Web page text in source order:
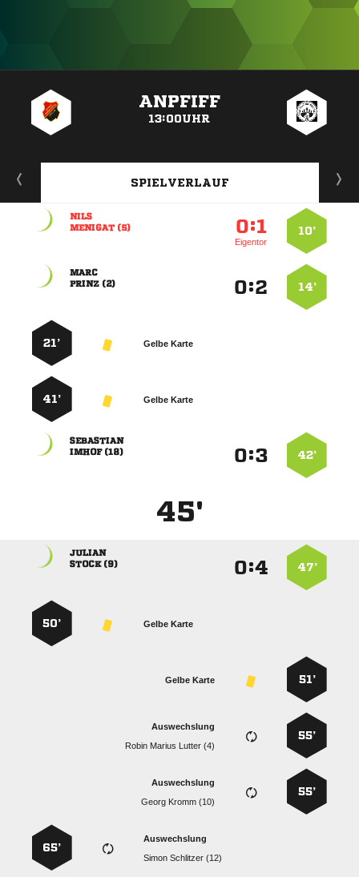
ANPFIFF
13:00UHR
SPIELVERLAUF
10’
:
Eigentor

 
14’
:

 
Gelbe Karte
21’
Gelbe Karte
41’
42’
:

 
45'
47’
:

 
Gelbe Karte
50’
51’
Gelbe Karte
55’
Auswechslung
   
55’
Auswechslung
  
Auswechslung
  
65’